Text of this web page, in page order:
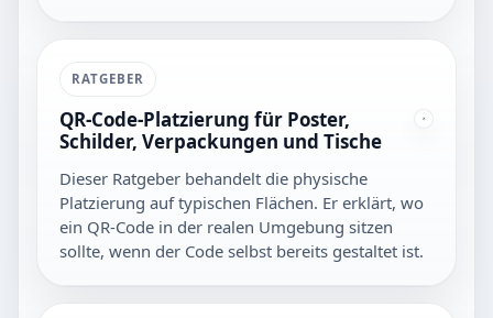
RATGEBER
QR-Code-Platzierung für Poster,
Schilder, Verpackungen und Tische
Dieser Ratgeber behandelt die physische
Platzierung auf typischen Flächen. Er erklärt, wo
ein QR-Code in der realen Umgebung sitzen
sollte, wenn der Code selbst bereits gestaltet ist.